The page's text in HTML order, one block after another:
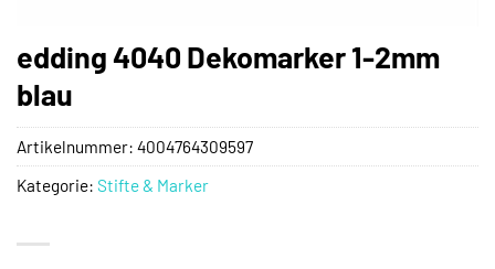
edding 4040 Dekomarker 1-2mm
blau
Artikelnummer: 4004764309597
Kategorie: Stifte & Marker